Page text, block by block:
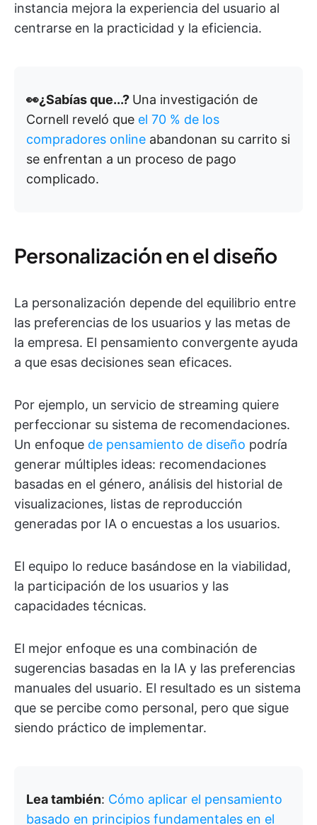
instancia mejora la experiencia del usuario al
centrarse en la practicidad y la eficiencia.
👀¿Sabías que...? Una investigación de
Cornell reveló que el 70 % de los
compradores online abandonan su carrito si
se enfrentan a un proceso de pago
complicado.
Personalización en el diseño
La personalización depende del equilibrio entre
las preferencias de los usuarios y las metas de
la empresa. El pensamiento convergente ayuda
a que esas decisiones sean eficaces.
Por ejemplo, un servicio de streaming quiere
perfeccionar su sistema de recomendaciones.
Un enfoque de pensamiento de diseño podría
generar múltiples ideas: recomendaciones
basadas en el género, análisis del historial de
visualizaciones, listas de reproducción
generadas por IA o encuestas a los usuarios.
El equipo lo reduce basándose en la viabilidad,
la participación de los usuarios y las
capacidades técnicas.
El mejor enfoque es una combinación de
sugerencias basadas en la IA y las preferencias
manuales del usuario. El resultado es un sistema
que se percibe como personal, pero que sigue
siendo práctico de implementar.
Lea también: Cómo aplicar el pensamiento
basado en principios fundamentales en el